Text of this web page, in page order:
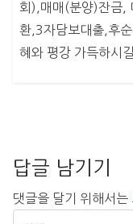
회),매매(분양)잔금,
환,3자담보대출,후
혜와 평강 가득하
답글 남기기
댓글을 달기 위해서는